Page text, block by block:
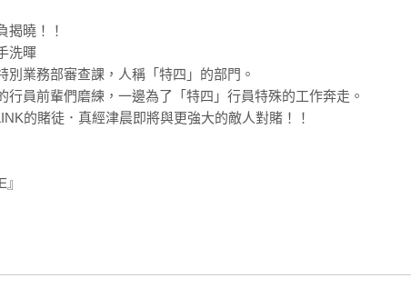
揭曉！！
洗暉
別業務部審查課，人稱「特四」的部門。
行員前輩們磨練，一邊為了「特四」行員特殊的工作奔走。
的賭徒．真經津晨即將與更強大的敵人對賭！！